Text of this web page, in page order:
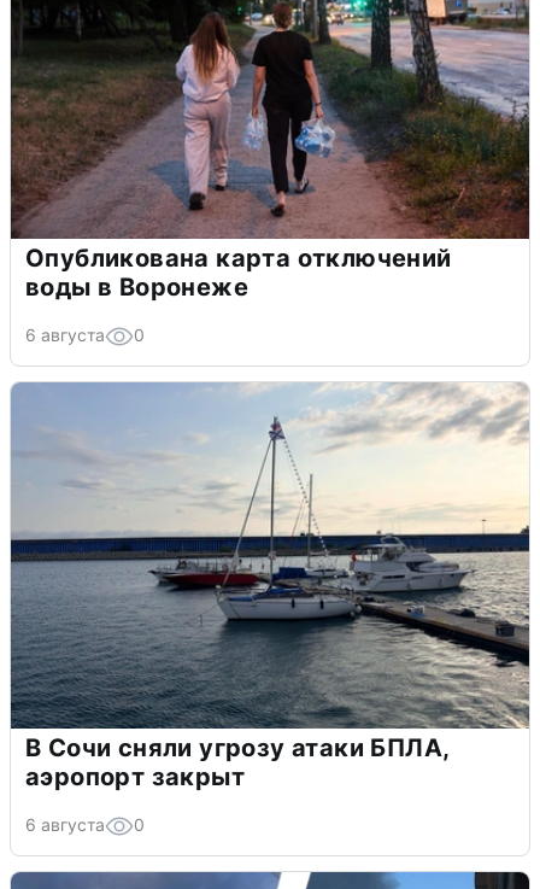
Опубликована карта отключений
воды в Воронеже
6 августа 0
В Сочи сняли угрозу атаки БПЛА,
аэропорт закрыт
6 августа 0